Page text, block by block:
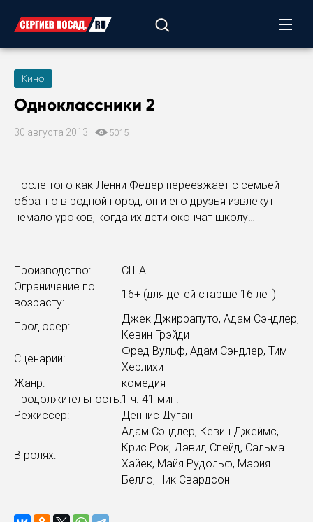
Кино
Одноклассники 2
30 августа 2013 5015
После того как Ленни Федер переезжает с семьей
обратно в родной город, он и его друзья извлекут
немало уроков, когда их дети окончат школу…
Производство:
США
Ограничение по
возрасту:
16+ (для детей старше 16 лет)
Продюсер:
Джек Джиррапуто, Адам Сэндлер,
Кевин Грэйди
Сценарий:
Фред Вульф, Адам Сэндлер, Тим
Херлихи
Жанр:
комедия
Продолжительность:1 ч. 41 мин.
Режиссер:
Деннис Дуган
В ролях:
Адам Сэндлер, Кевин Джеймс,
Крис Рок, Дэвид Спейд, Сальма
Хайек, Майя Рудольф, Мария
Белло, Ник Свардсон